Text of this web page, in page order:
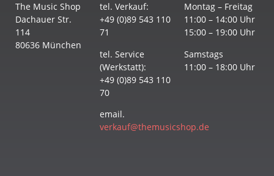
The Music Shop
Dachauer Str.
114
80636 München
tel. Verkauf:
+49 (0)89 543 110
71
tel. Service
(Werkstatt):
+49 (0)89 543 110
70
email.
verkauf@themusicshop.de
Montag – Freitag
11:00 – 14:00 Uhr
15:00 – 19:00 Uhr
Samstags
11:00 – 18:00 Uhr